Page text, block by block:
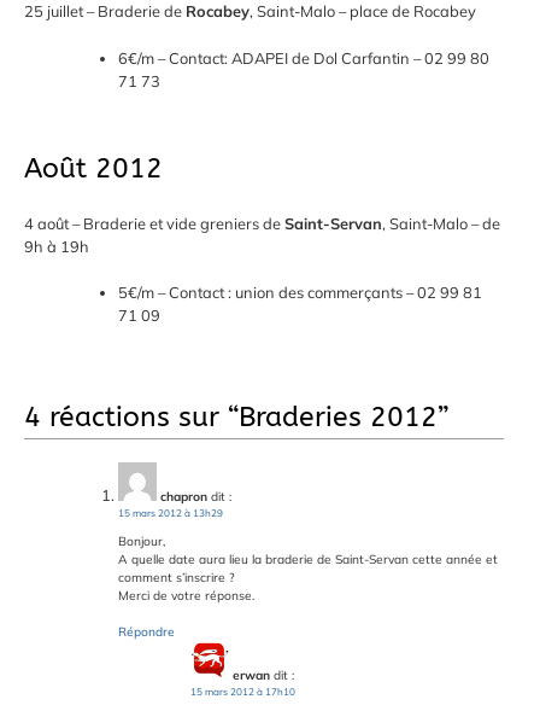
25 juillet – Braderie de Rocabey, Saint-Malo – place de Rocabey
6€/m – Contact: ADAPEI de Dol Carfantin – 02 99 80
71 73
Août 2012
4 août – Braderie et vide greniers deSaint-Servan, Saint-Malo – de
9h à 19h
5€/m – Contact : union des commerçants – 02 99 81
71 09
4 réactions sur “Braderies 2012”
chapron dit :
15 mars 2012 à 13h29
Bonjour,
A quelle date aura lieu la braderie de Saint-Servan cette année et
comment s’inscrire ?
Merci de votre réponse.
Répondre
erwan dit :
15 mars 2012 à 17h10